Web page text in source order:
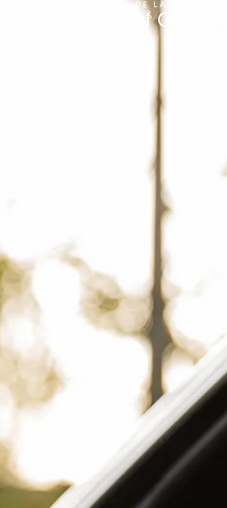
HOTEL CETINA CASA DE LAS TELAS
PARKING